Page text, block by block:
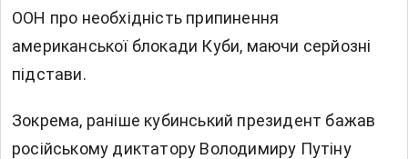
ООН про необхідність припинення
американської блокади Куби, маючи серйозні
підстави.
Зокрема, раніше кубинський президент бажав
російському диктатору Володимиру Путіну